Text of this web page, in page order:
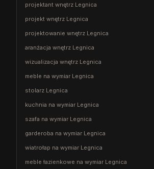
projektant wnętrz Legnica
projekt wnętrz Legnica
projektowanie wnętrz Legnica
aranżacja wnętrz Legnica
wizualizacja wnętrz Legnica
meble na wymiar Legnica
stolarz Legnica
kuchnia na wymiar Legnica
szafa na wymiar Legnica
garderoba na wymiar Legnica
wiatrołap na wymiar Legnica
meble łazienkowe na wymiar Legnica